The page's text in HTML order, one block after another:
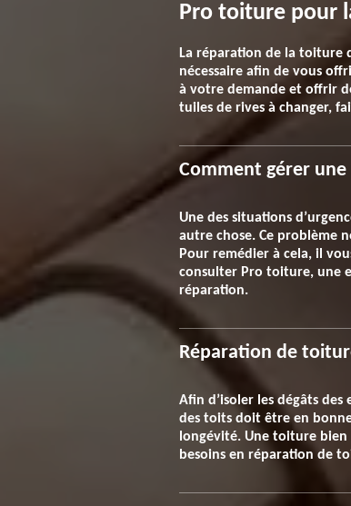
Pro toiture pour
La réparation de la toiture
nécessaire afin de vous
à votre demande et offrir
tuiles de rives à changer,
Comment gérer
Une des situations
autre chose. Ce problème
Pour remédier à cela, il
consulter Pro toiture, une
réparation.
Réparation de
Afin d’isoler les dégâts
des toits doit être en
longévité. Une toiture
besoins en réparation de